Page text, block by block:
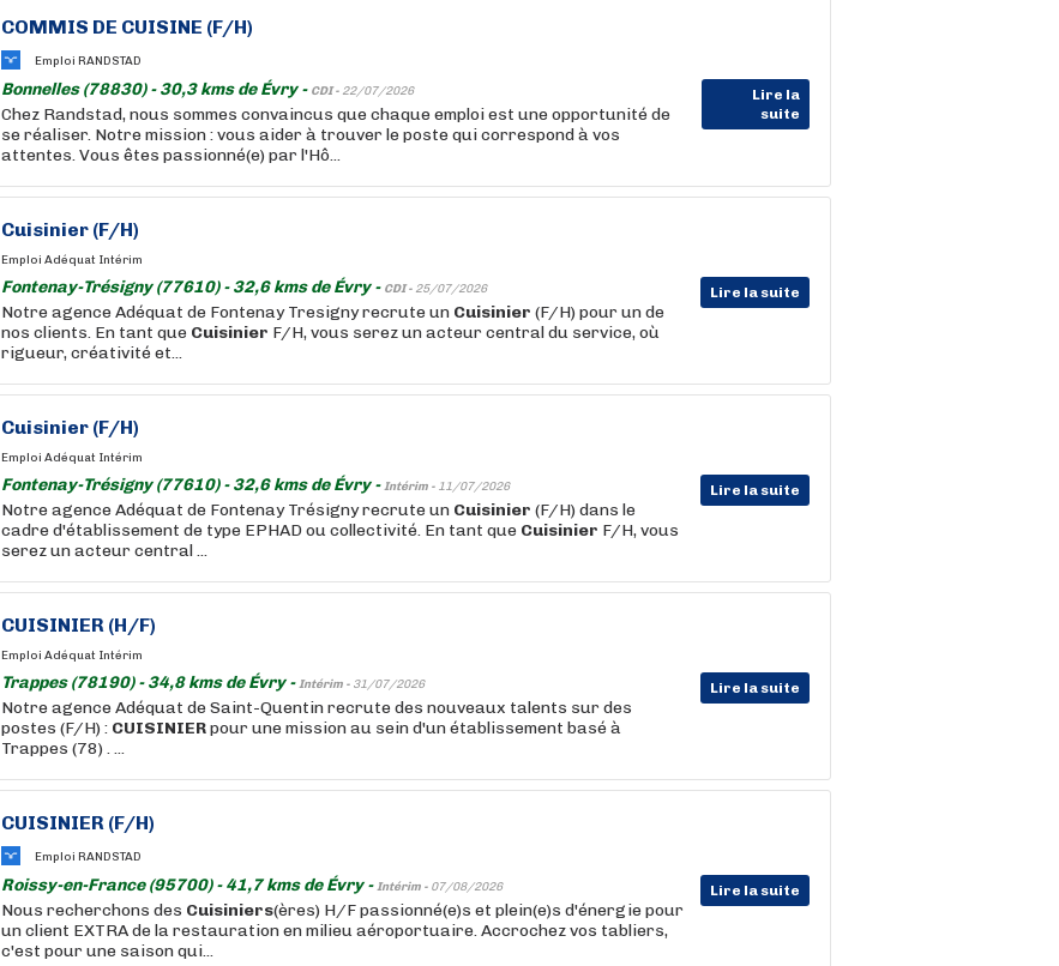
COMMIS DE CUISINE (F/H)
Emploi RANDSTAD
Bonnelles (78830) - 30,3 kms de Évry - CDI - 22/07/2026
Lire la
suite
Chez Randstad, nous sommes convaincus que chaque emploi est une opportunité de
se réaliser. Notre mission : vous aider à trouver le poste qui correspond à vos
attentes. Vous êtes passionné(e) par l'Hô...
Cuisinier (F/H)
Emploi Adéquat Intérim
Fontenay-Trésigny (77610) - 32,6 kms de Évry - CDI - 25/07/2026 Lire la suite
Notre agence Adéquat de Fontenay Tresigny recrute un Cuisinier (F/H) pour un de
nos clients. En tant que Cuisinier F/H, vous serez un acteur central du service, où
rigueur, créativité et...
Cuisinier (F/H)
Emploi Adéquat Intérim
Fontenay-Trésigny (77610) - 32,6 kms de Évry -Intérim - 11/07/2026 Lire la suite
Notre agence Adéquat de Fontenay Trésigny recrute un Cuisinier (F/H) dans le
cadre d'établissement de type EPHAD ou collectivité. En tant que Cuisinier F/H, vous
serez un acteur central ...
CUISINIER (H/F)
Emploi Adéquat Intérim
Trappes (78190) - 34,8 kms de Évry -Intérim - 31/07/2026 Lire la suite
Notre agence Adéquat de Saint-Quentin recrute des nouveaux talents sur des
postes (F/H) : CUISINIERpour une mission au sein d'un établissement basé à
Trappes (78) . ...
CUISINIER (F/H)
Emploi RANDSTAD
Roissy-en-France (95700) - 41,7 kms de Évry -Intérim - 07/08/2026 Lire la suite
Nous recherchons des Cuisiniers(ères) H/F passionné(e)s et plein(e)s d'énergie pour
un client EXTRA de la restauration en milieu aéroportuaire. Accrochez vos tabliers,
c'est pour une saison qui...